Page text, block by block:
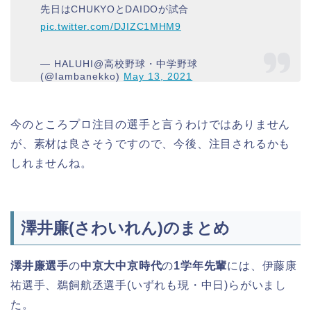
先日はCHUKYOとDAIDOが試合
pic.twitter.com/DJIZC1MHM9
— HALUHI@高校野球・中学野球
(@Iambanekko) May 13, 2021
今のところプロ注目の選手と言うわけではありません
が、素材は良さそうですので、今後、注目されるかも
しれませんね。
澤井廉(さわいれん)のまとめ
澤井廉選手の中京大中京時代の1学年先輩には、伊藤康
祐選手、鵜飼航丞選手(いずれも現・中日)らがいまし
た。